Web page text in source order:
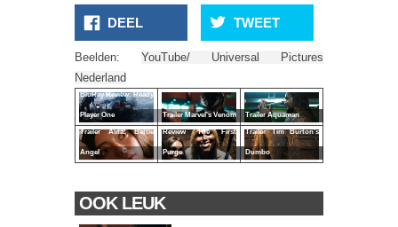
DEEL TWEET
Beelden: YouTube/ Universal Pictures
Nederland
BluRay Review: Ready
Player One Trailer Marvel's Venom Trailer Aquaman
Trailer Alita: Battle
Angel
Review The First
Purge
Trailer Tim Burton's
Dumbo
OOK LEUK